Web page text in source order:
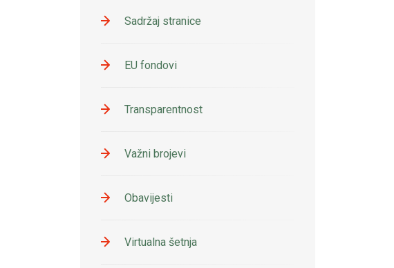
Sadržaj stranice
EU fondovi
Transparentnost
Važni brojevi
Obavijesti
Virtualna šetnja